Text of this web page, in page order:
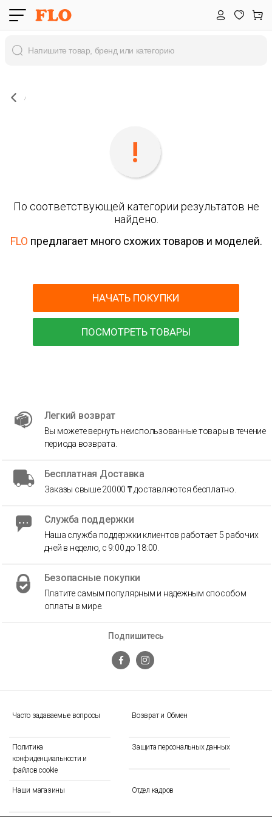
По соответствующей категории результатов не
найдено.
FLO предлагает много схожих товаров и моделей.
НАЧАТЬ ПОКУПКИ
ПОСМОТРЕТЬ ТОВАРЫ
Часто задаваемые вопросы Возврат и Обмен
Политика
конфиденциальности и
файлов cookie
Защита персональных данных
Наши магазины Отдел кадров
Подпишитесь
Легкий возврат
Вы можете вернуть неиспользованные товары в течение
периода возврата.
Бесплатная Доставка
Заказы свыше 20000 ₸ доставляются бесплатно.
Служба поддержки
Наша служба поддержки клиентов работает 5 рабочих
дней в неделю, с 9:00 до 18:00.
Безопасные покупки
Платите самым популярным и надежным способом
оплаты в мире.